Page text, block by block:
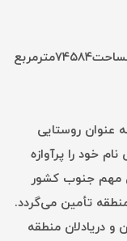
روستای مذکور دارای ۲۰۴۸نفر جمعیت و با مساحت۷۴۵۸۴مترمربع
عنوان روستایی
خود را پرآوازه
مهم جنوب کشور
تأمین می‌گردد.
دریادلان منطقه